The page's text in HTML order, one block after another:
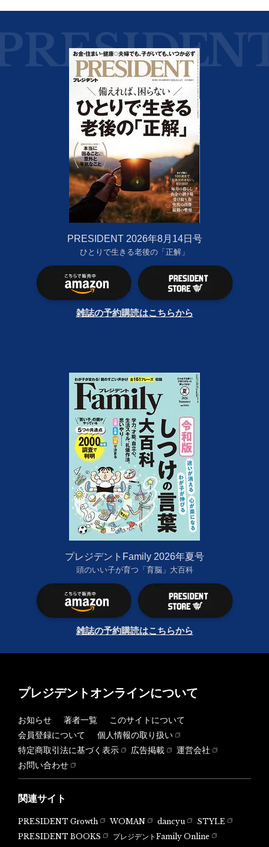
PRESIDENT 2026年8月14日号
ひとりで生きる老後の「正解」
雑誌の予約購読はこちらから
プレジデントFamily 2026年夏号
頭のいい子が育つ「育脳」大百科
雑誌の予約購読はこちらから
プレジデントオンラインについて
お知らせ 著者一覧
このサイトについて
会員登録について
個人情報の取り扱い
特定商取引法に基づく表示
広告掲載
運営会社
お問い合わせ
関連サイト
PRESIDENT Growth WOMAN dancyu
STYLE
PRESIDENT BOOKS
プレジデントFamily Online